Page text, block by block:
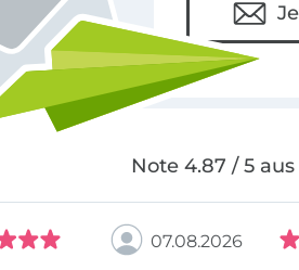
Note 4.87 / 5
07.08.2026